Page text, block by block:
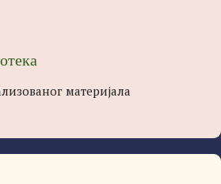
материјала